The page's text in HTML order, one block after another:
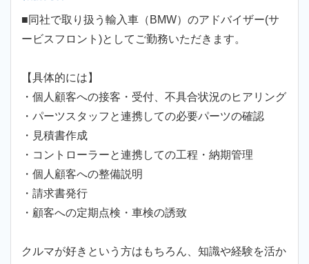
■同社で取り扱う輸入車（BMW）のアドバイザー(サ
ービスフロント)としてご勤務いただきます。
【具体的には】
・個人顧客への接客・受付、不具合状況のヒアリング
・パーツスタッフと連携しての必要パーツの確認
・見積書作成
・コントローラーと連携しての工程・納期管理
・個人顧客への整備説明
・請求書発行
・顧客への定期点検・車検の誘致
クルマが好きという方はもちろん、知識や経験を活か